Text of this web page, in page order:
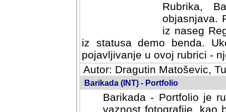
Rubrika,
objasnjava.
iz naseg
iz statusa demo benda.
pojavljivanje u ovoj rubrici -
Autor: Dragutin Matoševic,
Barikada (INT) - Portfolio
Barikada - Portfolio je
vaznost fotografije, kao